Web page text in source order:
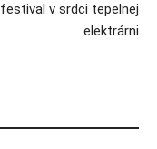
festival v srdci tepelnej
elektrárni